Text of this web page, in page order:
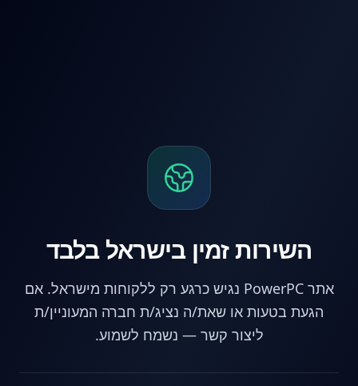
השירות זמין בישראל בלבד
אתר PowerPC נגיש כרגע רק ללקוחות מישראל. אם
הגעת בטעות או שאת/ה נציג/ת חברה המעוניין/ת
ליצור קשר — נשמח לשמוע.